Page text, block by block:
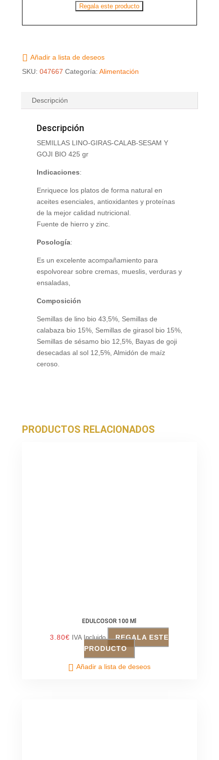
Regala este producto
Añadir a lista de deseos
SKU: 047667 Categoría: Alimentación
Descripción
Descripción
SEMILLAS LINO-GIRAS-CALAB-SESAM Y
GOJI BIO 425 gr
Indicaciones:
Enriquece los platos de forma natural en
aceites esenciales, antioxidantes y proteínas
de la mejor calidad nutricional.
Fuente de hierro y zinc.
Posología:
Es un excelente acompañamiento para
espolvorear sobre cremas, mueslis, verduras y
ensaladas,
Composición
Semillas de lino bio 43,5%, Semillas de
calabaza bio 15%, Semillas de girasol bio 15%,
Semillas de sésamo bio 12,5%, Bayas de goji
desecadas al sol 12,5%, Almidón de maíz
ceroso.
PRODUCTOS RELACIONADOS
EDULCOSOR 100 Ml
3.80€ IVA Incluido
REGALA ESTE
PRODUCTO
Añadir a lista de deseos